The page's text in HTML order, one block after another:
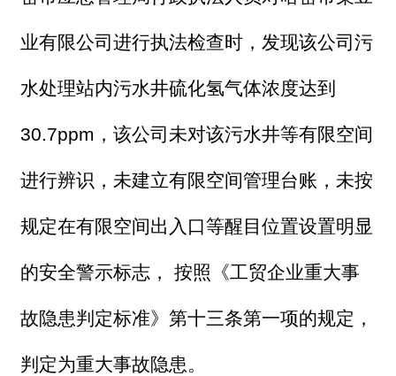
业有限公司进行执法检查时，发现该公司污
水处理站内污水井硫化氢气体浓度达到
30.7ppm，该公司未对该污水井等有限空间
进行辨识，未建立有限空间管理台账，未按
规定在有限空间出入口等醒目位置设置明显
的安全警示标志， 按照《工贸企业重大事
故隐患判定标准》第十三条第一项的规定，
判定为重大事故隐患。